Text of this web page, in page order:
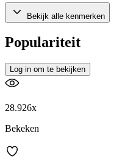
Bekijk alle kenmerken
Populariteit
Log in om te bekijken
28.926x
Bekeken